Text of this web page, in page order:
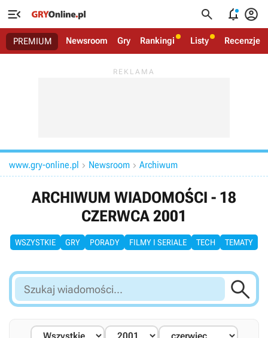
   
PREMIUM Newsroom Gry Rankingi Listy Recenzje
www.gry-online.pl  Newsroom  Archiwum
ARCHIWUM WIADOMOŚCI - 18
CZERWCA 2001
WSZYSTKIE GRY PORADY FILMY I SERIALE TECH TEMATY
Szukaj
wiadomości...
